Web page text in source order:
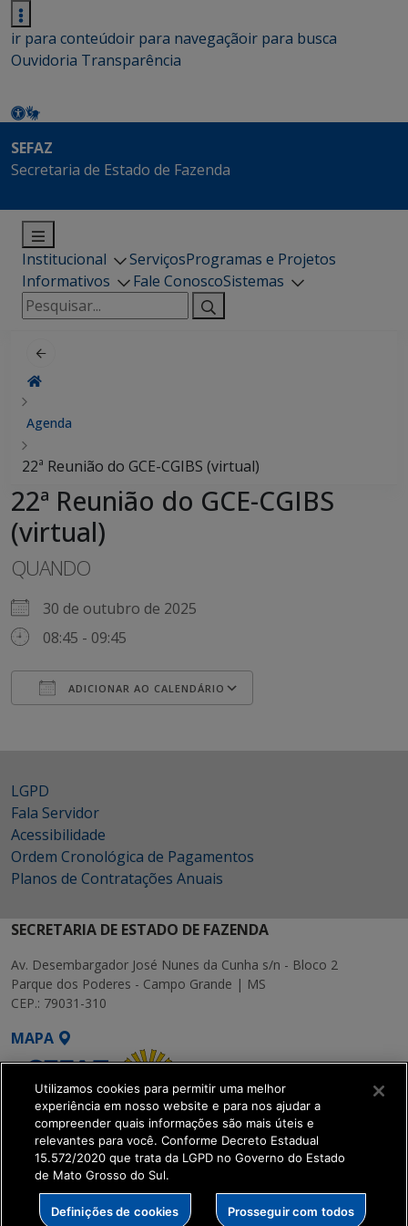
ir para conteúdoir para navegaçãoir para busca
Ouvidoria Transparência
SEFAZ
Secretaria de Estado de Fazenda
Institucional ServiçosProgramas e Projetos
Informativos
Fale ConoscoSistemas
Pesquisar
por:
Agenda
22ª Reunião do GCE-CGIBS (virtual)
22ª Reunião do GCE-CGIBS
(virtual)
QUANDO
30 de outubro de 2025
08:45 - 09:45
ADICIONAR AO CALENDÁRIO
LGPD
Fala Servidor
Acessibilidade
Ordem Cronológica de Pagamentos
Planos de Contratações Anuais
SECRETARIA DE ESTADO DE FAZENDA
Av. Desembargador José Nunes da Cunha s/n - Bloco 2
Parque dos Poderes - Campo Grande | MS
CEP.: 79031-310
MAPA
SETDIG | Secretaria-
Executiva de
Transformação Digital
Utilizamos cookies para permitir uma melhor
experiência em nosso website e para nos ajudar a
compreender quais informações são mais úteis e
relevantes para você. Conforme Decreto Estadual
15.572/2020 que trata da LGPD no Governo do Estado
de Mato Grosso do Sul.
Definições de cookies Prosseguir com todos